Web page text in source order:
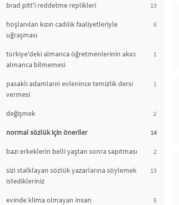
brad pitt'i reddetme replikleri 13
hoşlanılan kızın cadılık faaliyetleriyle
uğraşması
6
türkiye'deki almanca öğretmenlerinin akıcı
almanca bilmemesi
1
pasaklı adamların evlenince temizlik dersi
vermesi
1
değişmek 2
normal sözlük için öneriler 14
bazı erkeklerin belli yaştan sonra sapıtması 2
sizi stalklayan sözlük yazarlarına söylemek
istedikleriniz
13
evinde klima olmayan insan 5